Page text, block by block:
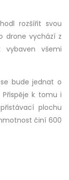
rozšířit svou
drone vychází z
vybaven všemi
bude jednat o
k tomu i
plochu
činí 600